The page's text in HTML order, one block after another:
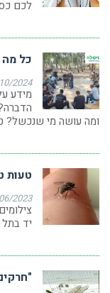
לכם
כל מה
2024
מידע
ומה עושה מי שנכשל?
טעות
2023
יד